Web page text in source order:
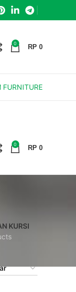
0 RP 0
FURNITURE
0 RP 0
KURSI